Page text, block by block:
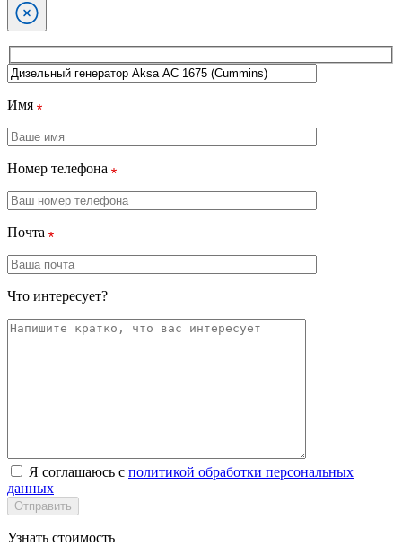
Имя
Номер телефона
Почта
Что интересует?
Я соглашаюсь с политикой обработки персональных
данных
Отправить
Узнать стоимость